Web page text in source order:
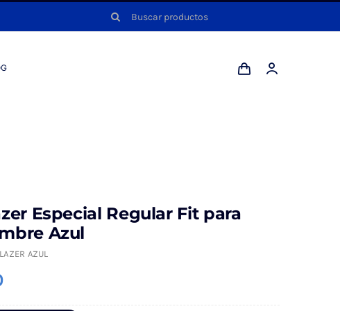
Buscar:
Especial Regular Fit para
Azul
AZUL